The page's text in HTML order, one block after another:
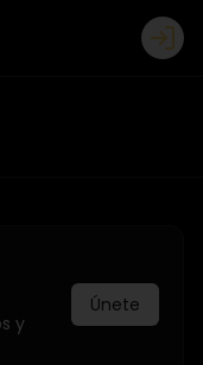
Login
y
Únete